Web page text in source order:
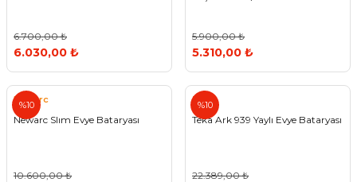
6.700,00 ₺
6.030,00 ₺
5.900,00 ₺
5.310,00 ₺
%10
Newarc
Newarc Slım Evye Bataryası
10.600,00 ₺
%10
Teka
Teka Ark 939 Yaylı Evye Bataryası
22.389,00 ₺